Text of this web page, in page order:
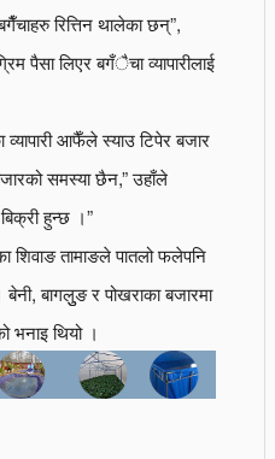
रित्तिन थालेका छन्”,
पैसा लिएर बगँैचा व्यापारीलाई
आफैँले स्याउ टिपेर बजार
समस्या छैन,” उहाँले
हुन्छ ।”
शिवाङ तामाङले पातलो फलेपनि
बेनी, बागलुुङ र पोखराका बजारमा
भनाइ थियो ।